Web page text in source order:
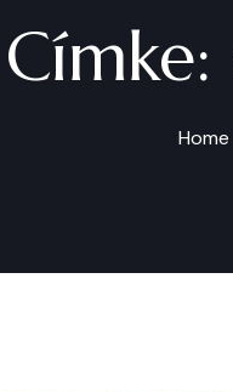
Címke:
Home